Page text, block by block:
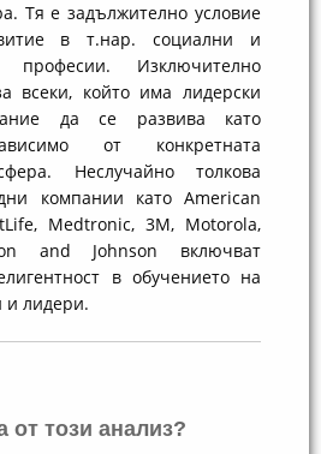
Тя е задължително условие
в т.нар. социални и
професии. Изключително
всеки, който има лидерски
да се развива като
от конкретната
Неслучайно толкова
компании като American
Medtronic, 3M, Motorola,
and Johnson включват
в обучението на
и лидери.
от този анализ?